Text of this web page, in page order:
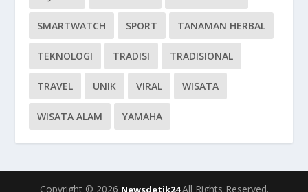
SMARTWATCH SPORT TANAMAN HERBAL
TEKNOLOGI TRADISI TRADISIONAL
TRAVEL UNIK VIRAL WISATA
WISATA ALAM YAMAHA
Copyright © 2026 Newsdetik24All Rights Reserved.